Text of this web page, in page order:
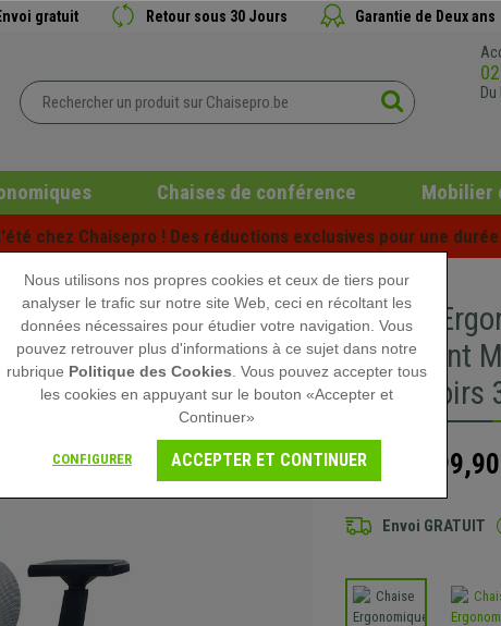
gratuit Retour sous 30 Jours Garantie de Deux ans
Chaises de conférence Mobilier
chez Chaisepro ! Des réductions exclusives pour une
Chaise
Piètement
Accoudoirs
599,90 €
Envoi GRATUIT
Nous utilisons nos propres cookies et ceux de tiers pour
analyser le trafic sur notre site Web, ceci en récoltant les
données nécessaires pour étudier votre navigation. Vous
pouvez retrouver plus d'informations à ce sujet dans notre
rubrique Politique des Cookies . Vous pouvez accepter tous
les cookies en appuyant sur le bouton «Accepter et
Continuer»
CONFIGURER ACCEPTER ET CONTINUER